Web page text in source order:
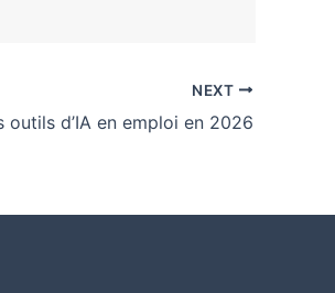
NEXT
outils d’IA en emploi en 2026